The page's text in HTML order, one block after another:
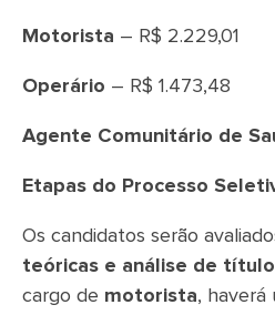
Motorista – R$ 2.229,01
Operário – R$ 1.473,48
Agente Comunitário de
Etapas do Processo
Os candidatos serão
teóricas e análise de
cargo de motorista, haverá